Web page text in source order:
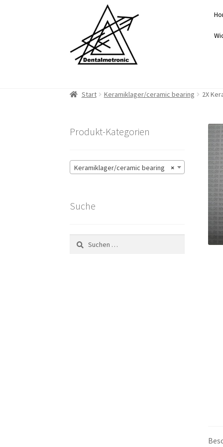
Navigation
springen
springen
Start Keramiklager/ceramic bearing 2X
Produkt-Kategorien
×
Keramiklager/ceramic bearing
Suche
Suchen
nach: